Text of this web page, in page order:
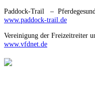
Paddock-Trail –
www.paddock-trail.de
Vereinigung der Freizeitreiter
www.vfdnet.de